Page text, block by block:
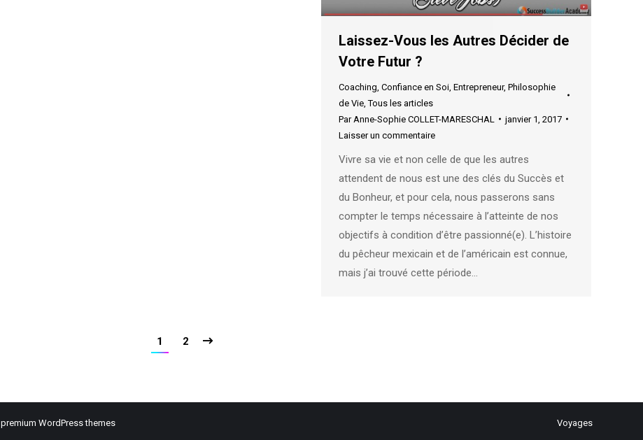
Laissez-Vous les Autres Décider de
Votre Futur ?
Coaching Confiance en Soi Entrepreneur, Philosophie
de Vie ,Tous les articles
Par Anne-Sophie COLLET-MARESCHAL
janvier 1, 2017
Laisser un commentaire
Vivre sa vie et non celle de que les autres
attendent de nous est une des clés du Succès et
du Bonheur, et pour cela, nous passerons sans
compter le temps nécessaire à l’atteinte de nos
objectifs à condition d’être passionné(e). L’histoire
du pêcheur mexicain et de l’américain est connue,
mais j’ai trouvé cette période…
1 2
premium WordPress themes Voyages